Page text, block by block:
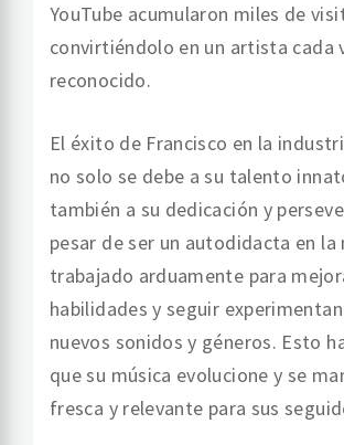
YouTube acumularon miles de
convirtiéndolo en un artista cada
reconocido.
El éxito de Francisco en la
no solo se debe a su talento
también a su dedicación y
pesar de ser un autodidacta en la
trabajado arduamente para
habilidades y seguir
nuevos sonidos y géneros. Esto
que su música evolucione y se
fresca y relevante para sus